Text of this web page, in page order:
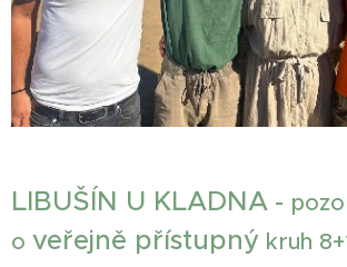
LIBUŠÍN U KLADNA -
o veřejně přístupný kruh